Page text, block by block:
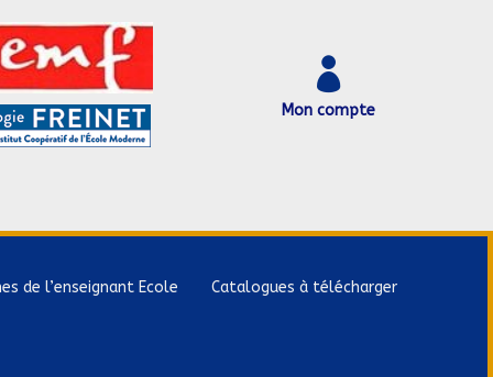

Mon compte
de l’enseignant Ecole Catalogues à télécharger